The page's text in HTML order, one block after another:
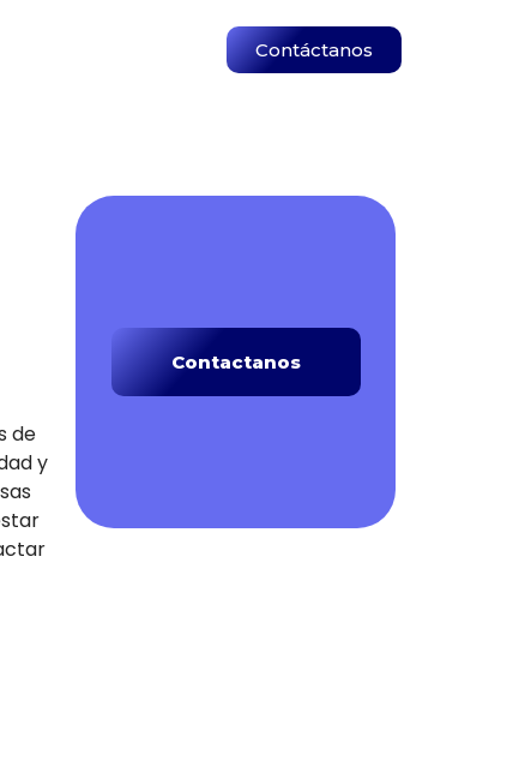
Contáctanos
de
y
Contactanos